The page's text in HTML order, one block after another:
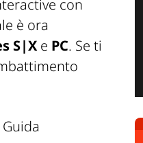
con
è ora
S|X e PC. Se ti